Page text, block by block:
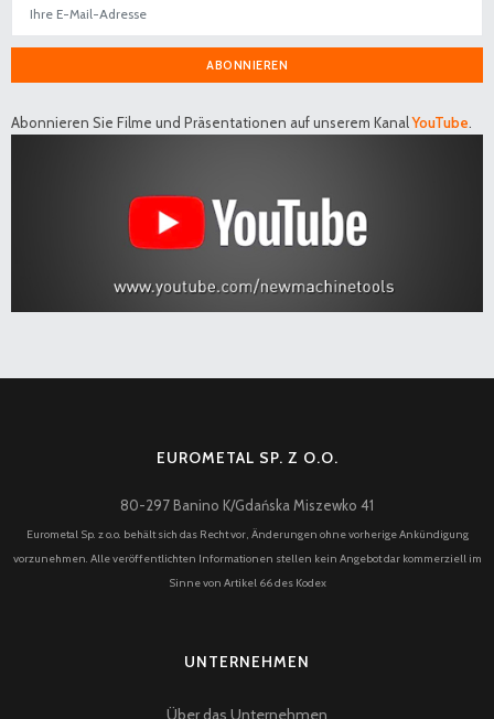
ABONNIEREN
Abonnieren Sie Filme und Präsentationen auf unserem KanalYouTube
EUROMETAL SP. Z O.O.
80-297 Banino K/Gdańska Miszewko 41
Eurometal Sp. z o.o. behält sich das Recht vor, Änderungen ohne vorherige Ankündigung
vorzunehmen. Alle veröffentlichten Informationen stellen kein Angebot dar kommerziell im
Sinne von Artikel 66 des Kodex
UNTERNEHMEN
Über das Unternehmen